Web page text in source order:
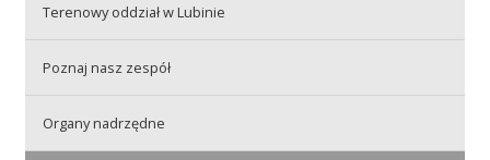
Szkolenia
Terenowy oddział w Lubinie
Poznaj nasz zespół
Organy nadrzędne